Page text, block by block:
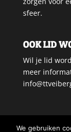
sfeer.
OOK LID
Wil je lid
meer
We gebruiken